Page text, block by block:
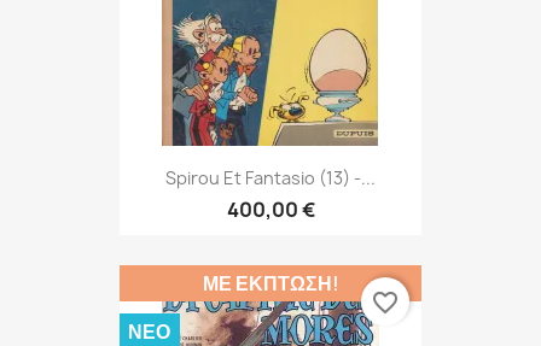
Spirou Et Fantasio (13) -...
400,00 €
ΜΕ ΈΚΠΤΩΣΗ!
ΝΈΟ
favorite_border